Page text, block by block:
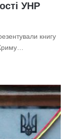
УНР
книгу
Криму…